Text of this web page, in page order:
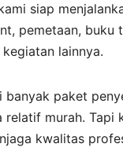
siap
pemetaan, buku
lainnya.
banyak paket
relatif murah. Tapi
kwalitas